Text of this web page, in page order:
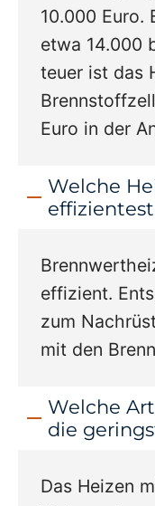
10.000 Euro.
etwa 14.000
teuer ist das
Euro in der
Welche
effizient.
zum
mit den
Welche
die
Das Heizen